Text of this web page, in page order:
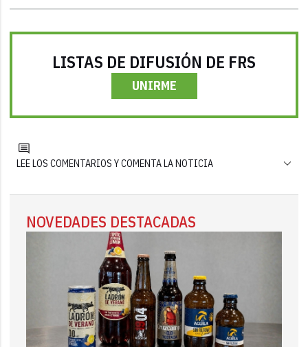
LISTAS DE DIFUSIÓN DE FRS
UNIRME
LEE LOS COMENTARIOS Y COMENTA LA NOTICIA
NOVEDADES DESTACADAS